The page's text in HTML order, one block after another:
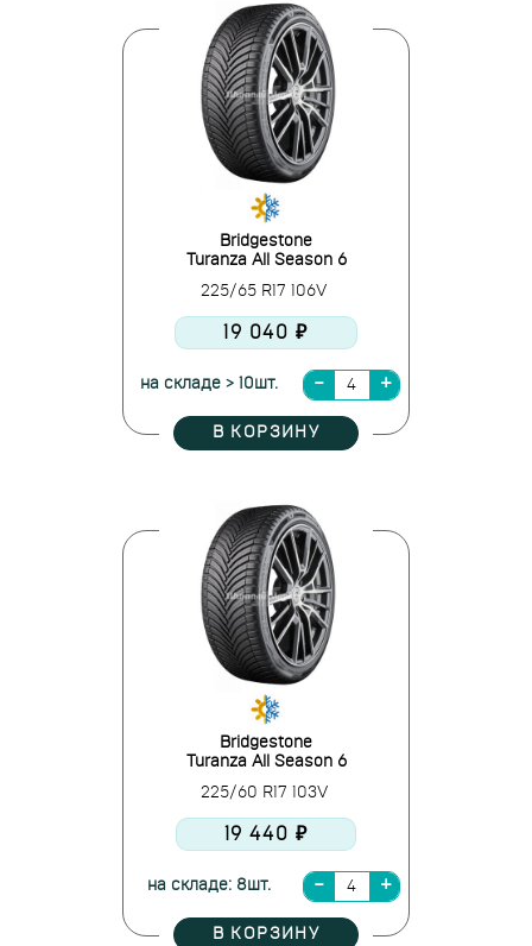
Bridgestone
Turanza All Season 6
225/65 R17 106V
19 040 ₽
на складе > 10шт.
В КОРЗИНУ
Bridgestone
Turanza All Season 6
225/60 R17 103V
19 440 ₽
на складе: 8шт.
В КОРЗИНУ